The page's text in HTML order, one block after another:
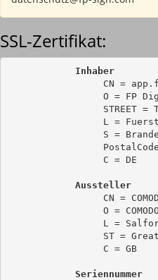
SSL-Zertifikat:
Inhaber
CN =
O = FP
STREET =
L =
S =
                 C = DE
Aussteller
CN =
O =
L =
ST =
                 C = GB
Seriennummer